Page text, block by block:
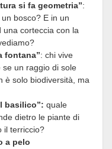
si fa geometria”:
bosco? E in un
una corteccia con la
fontana”: chi vive
se un raggio di sole
è solo biodiversità, ma
basilico”: quale
dietro le piante di
il terriccio?
a pelo